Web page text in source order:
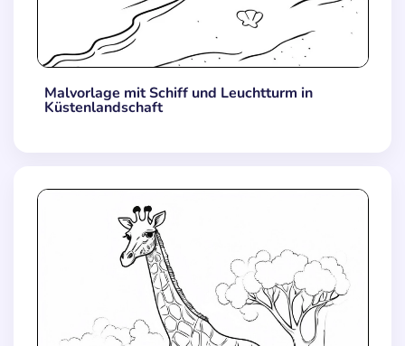
Malvorlage mit Schiff und Leuchtturm in
Küstenlandschaft